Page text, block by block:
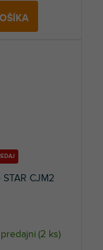
CJM2
(2 ks)